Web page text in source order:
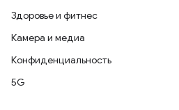
Здоровье и фитнес
Камера и медиа
Конфиденциальность
5G